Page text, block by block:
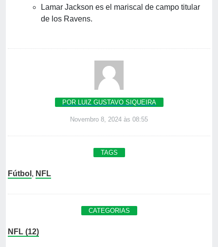
Lamar Jackson es el mariscal de campo titular
de los Ravens.
POR LUIZ GUSTAVO SIQUEIRA
Novembro 8, 2024 às 08:55
TAGS
Fútbol , NFL
CATEGORIAS
NFL (12)